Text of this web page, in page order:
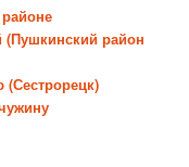
(Пушкинский район
(Сестрорецк)